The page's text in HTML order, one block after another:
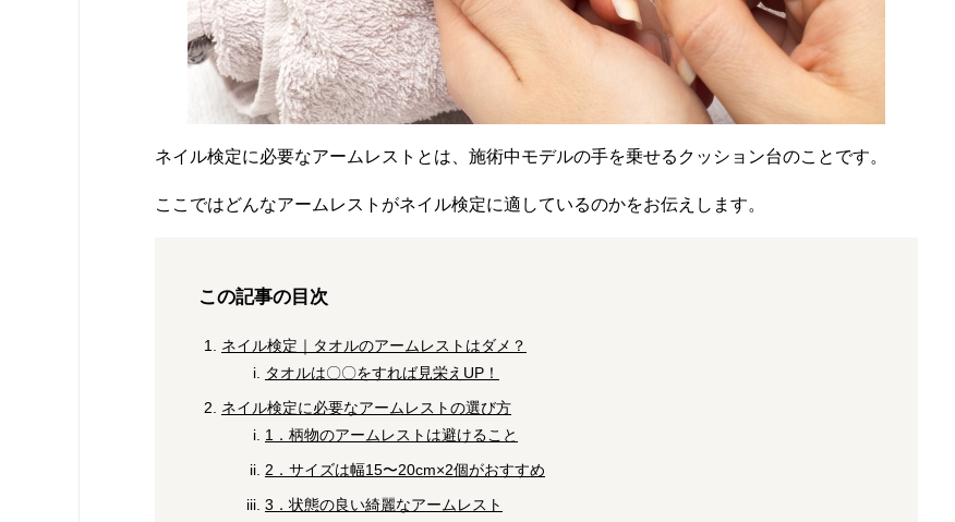
ネイル検定に必要なアームレストとは、施術中モデルの手を乗せるクッション台のことです。
ここではどんなアームレストがネイル検定に適しているのかをお伝えします。
この記事の目次
ネイル検定｜タオルのアームレストはダメ？
タオルは〇〇をすれば見栄えUP！
ネイル検定に必要なアームレストの選び方
1．柄物のアームレストは避けること
2．サイズは幅15〜20cm×2個がおすすめ
3．状態の良い綺麗なアームレスト